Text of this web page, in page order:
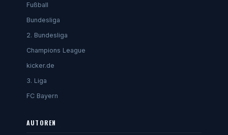
Fußball
Bundesliga
2. Bundesliga
Champions League
kicker.de
3. Liga
FC Bayern
AUTOREN